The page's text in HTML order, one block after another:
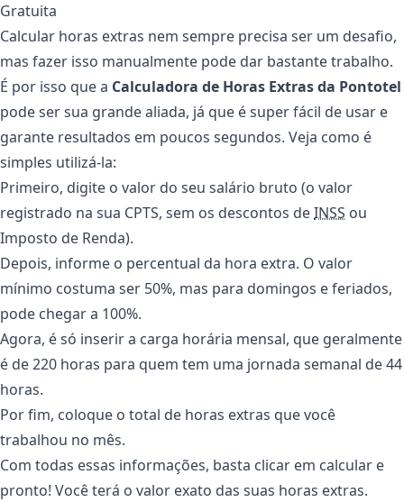
Gratuita
Calcular horas extras nem sempre precisa ser um desafio,
mas fazer isso manualmente pode dar bastante trabalho.
É por isso que a Calculadora de Horas Extras da Pontotel
pode ser sua grande aliada, já que é super fácil de usar e
garante resultados em poucos segundos. Veja como é
simples utilizá-la:
Primeiro, digite o valor do seu salário bruto (o valor
registrado na sua CPTS, sem os descontos deINSS ou
Imposto de Renda).
Depois, informe o percentual da hora extra. O valor
mínimo costuma ser 50%, mas para domingos e feriados,
pode chegar a 100%.
Agora, é só inserir a carga horária mensal, que geralmente
é de 220 horas para quem tem uma jornada semanal de 44
horas.
Por fim, coloque o total de horas extras que você
trabalhou no mês.
Com todas essas informações, basta clicar em calcular e
pronto! Você terá o valor exato das suas horas extras.